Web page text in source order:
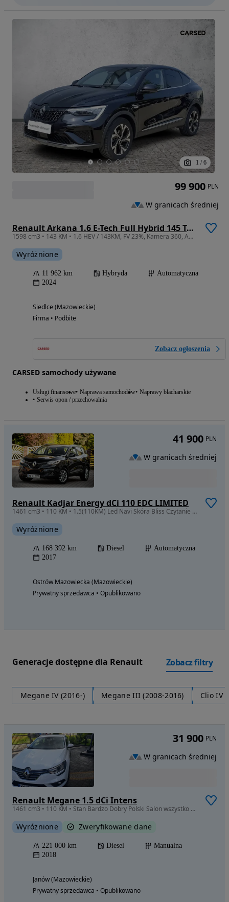
1 / 6
Renault Arkana 1.6 E-Tech Full Hybrid 145 Techno MMT
1598 cm3 • 143 KM • 1.6 HEV / 143KM, FV 23%, Kamera 360, Ambiente, Salon Polska, Tempomat
Wyróżnione
11 962 km Hybryda
Automatyczna
2024
Siedlce (Mazowieckie)
Firma • Podbite
Zobacz ogłoszenia
CARSED samochody używane
Usługi finansowe Naprawa samochodów Naprawy blacharskie
Serwis opon / przechowalnia
99 900 PLN
W granicach średniej
Renault Kadjar Energy dCi 110 EDC LIMITED
1461 cm3 • 110 KM • 1.5(110KM) Led Navi Skóra Bliss Czytanie Znaków Automat Idealny Stan!
Wyróżnione
168 392 km Diesel
Automatyczna
2017
Ostrów Mazowiecka (Mazowieckie)
Prywatny sprzedawca • Opublikowano
41 900 PLN
W granicach średniej
Generacje dostępne dla Renault Zobacz filtry
Megane IV (2016-) Megane III (2008-2016) Clio IV
Renault Megane 1.5 dCi Intens
1461 cm3 • 110 KM • Stan Bardzo Dobry Polski Salon wszystko w Oryginale
Wyróżnione Zweryfikowane dane
221 000 km Diesel
Manualna
2018
Janów (Mazowieckie)
Prywatny sprzedawca • Opublikowano
31 900 PLN
W granicach średniej